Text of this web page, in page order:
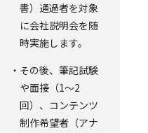
書）通過者を対象
に会社説明会を随
時実施します。
その後、筆記試験
や面接（1～2
回）、コンテンツ
制作希望者（アナ